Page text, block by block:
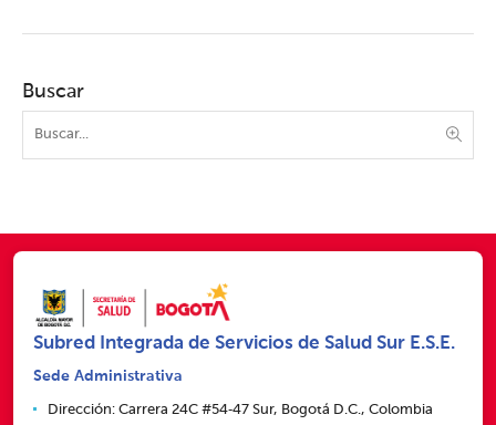
Buscar
Subred Integrada de Servicios de Salud Sur E.S.E.
Sede Administrativa
Dirección: Carrera 24C #54‑47 Sur, Bogotá D.C., Colombia